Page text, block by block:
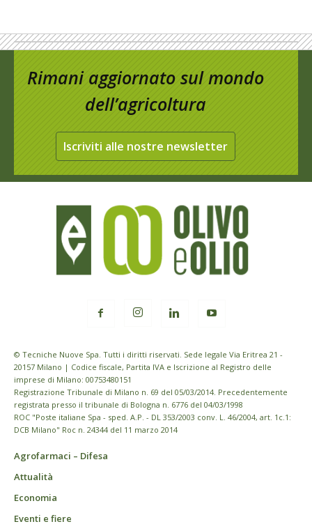
Rimani aggiornato sul mondo
dell’agricoltura
Iscriviti alle nostre newsletter
© Tecniche Nuove Spa. Tutti i diritti riservati. Sede legale Via Eritrea 21 -
20157 Milano | Codice fiscale, Partita IVA e Iscrizione al Registro delle
imprese di Milano: 00753480151
Registrazione Tribunale di Milano n. 69 del 05/03/2014. Precedentemente
registrata presso il tribunale di Bologna n. 6776 del 04/03/1998
ROC "Poste italiane Spa - sped. A.P. - DL 353/2003 conv. L. 46/2004, art. 1c.1:
DCB Milano" Roc n. 24344 del 11 marzo 2014
Agrofarmaci – Difesa
Attualità
Economia
Eventi e fiere